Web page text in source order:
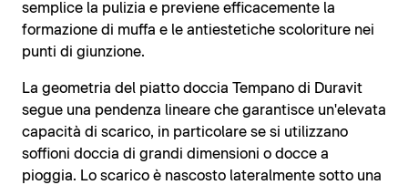
semplice la pulizia e previene efficacemente la
formazione di muffa e le antiestetiche scoloriture nei
punti di giunzione.
La geometria del piatto doccia Tempano di Duravit
segue una pendenza lineare che garantisce un'elevata
capacità di scarico, in particolare se si utilizzano
soffioni doccia di grandi dimensioni o docce a
pioggia. Lo scarico è nascosto lateralmente sotto una